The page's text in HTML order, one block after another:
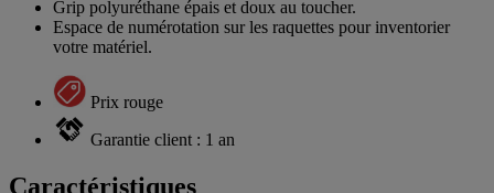
Grip polyuréthane épais et doux au toucher.
Espace de numérotation sur les raquettes pour inventorier
votre matériel.
Prix rouge
Garantie client : 1 an
Caractéristiques